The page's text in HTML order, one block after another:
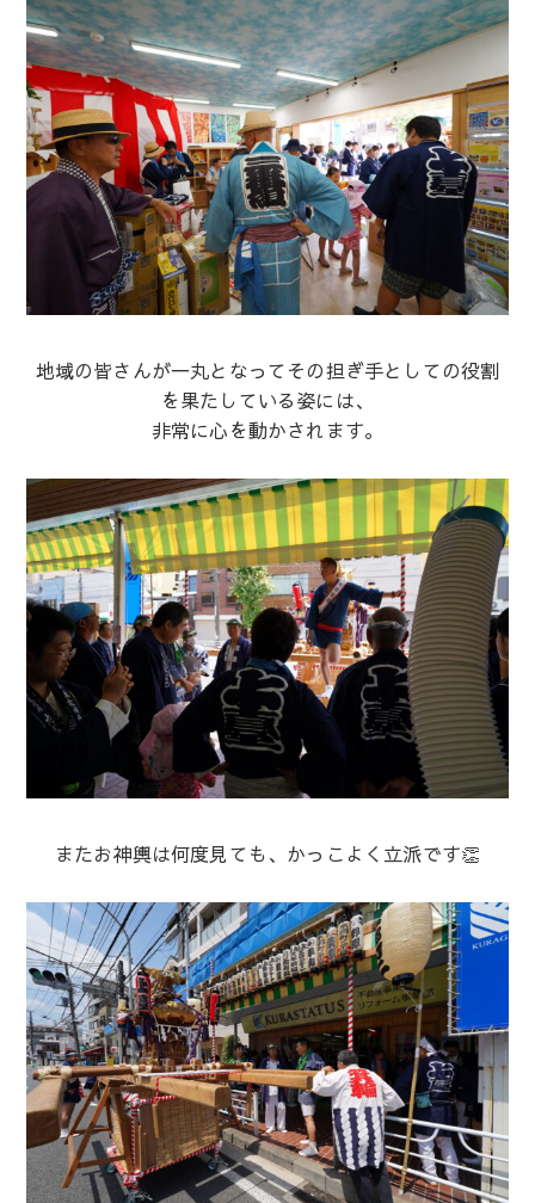
地域の皆さんが一丸となってその担ぎ手としての役割
を果たしている姿には、
非常に心を動かされます。
またお神輿は何度見ても、かっこよく立派です👏